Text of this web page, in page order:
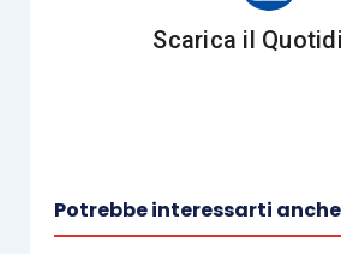
vedeva coinvolti diversi
quali corruzione aggravata,
Tra i diversi profili di
Scarica il
Potrebbe interessarti